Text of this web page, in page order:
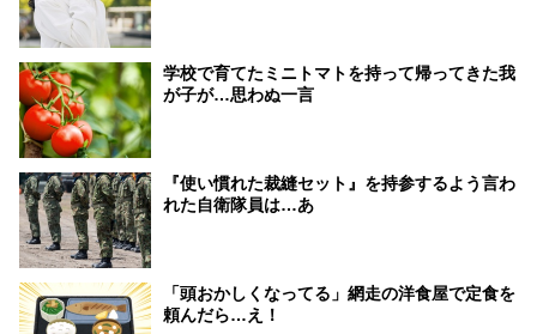
学校で育てたミニトマトを持って帰ってきた我
が子が…思わぬ一言
『使い慣れた裁縫セット』を持参するよう言わ
れた自衛隊員は…あ
「頭おかしくなってる」網走の洋食屋で定食を
頼んだら…え！